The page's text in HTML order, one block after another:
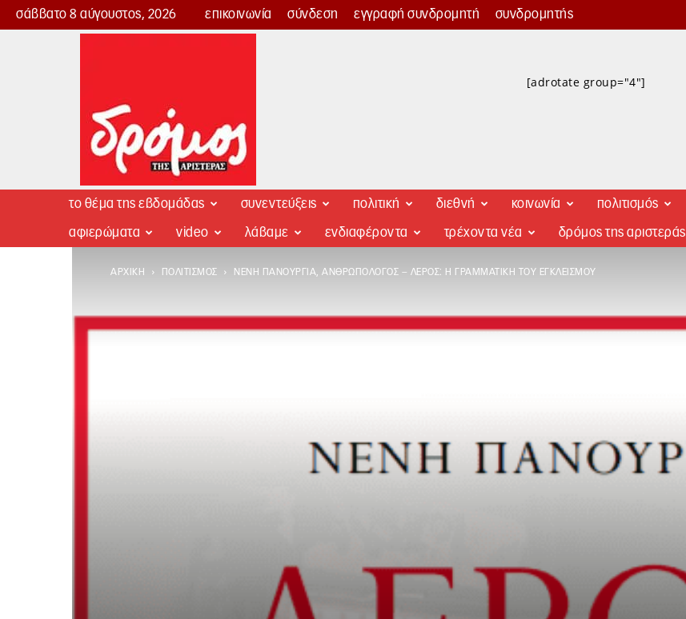
σάββατο 8 αύγουστος, 2026 επικοινωνία σύνδεση εγγραφή συνδρομητή συνδρομητής
Δρόμος
[adrotate group="4"]
το θέμα της εβδομάδας συνεντεύξεις πολιτική διεθνή κοινωνία πολιτισμός
αφιερώματα video λάβαμε ενδιαφέροντα τρέχοντα νέα δρόμος της αριστεράς
ΑΡΧΙΚΉ ΠΟΛΙΤΙΣΜΌΣ ΝΈΝΗ ΠΑΝΟΥΡΓΙΆ, ΑΝΘΡΩΠΟΛΌΓΟΣ – ΛΈΡΟΣ: Η ΓΡΑΜΜΑΤΙΚΉ ΤΟΥ ΕΓΚΛΕΙΣΜΟΎ